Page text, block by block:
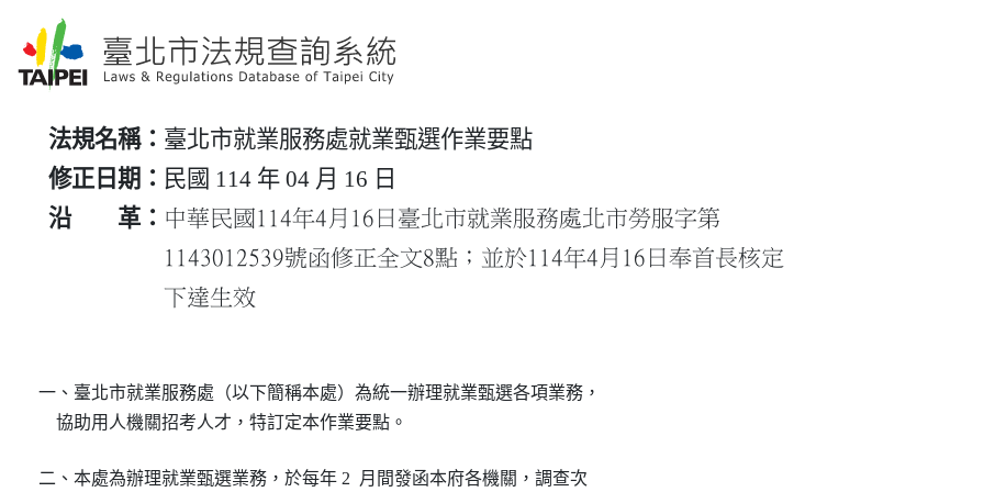
法規名稱： 臺北市就業服務處就業甄選作業要點
修正日期： 民國 114 年 04 月 16 日
沿 革： 中華民國114年4月16日臺北市就業服務處北市勞服字第
1143012539號函修正全文8點；並於114年4月16日奉首長核定
下達生效
一、臺北市就業服務處（以下簡稱本處）為統一辦理就業甄選各項業務，
    協助用人機關招考人才，特訂定本作業要點。
二、本處為辦理就業甄選業務，於每年 2  月間發函本府各機關，調查次